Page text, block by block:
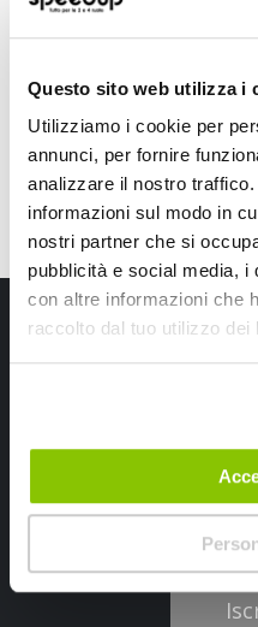
Questo sito web utilizza i
Utilizziamo i cookie per
annunci, per fornire
analizzare il nostro
informazioni sul modo in
nostri partner che si
pubblicità e social media, i
con altre informazioni che
raccolto dal tuo utilizzo dei
9,90 €
Iscriviti alla
Ricevi subito uno sconto del